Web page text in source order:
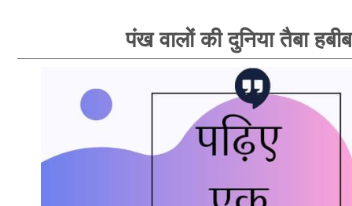
पंख वालों की दुनिया तैबा हबीब